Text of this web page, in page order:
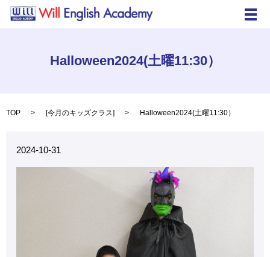
メ
Halloween2024(土曜11:30）
TOP [今月のキッズクラス] Halloween2024(土曜11:30）
2024-10-31